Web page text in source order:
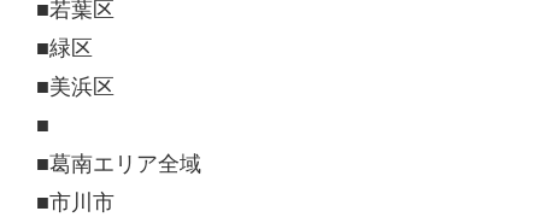
■若葉区
■緑区
■美浜区
■
■葛南エリア全域
■市川市